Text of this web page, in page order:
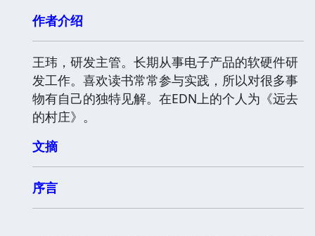
作者介绍
王玮，研发主管。长期从事电子产品的软硬件研
发工作。喜欢读书常常参与实践，所以对很多事
物有自己的独特见解。在EDN上的个人为《远去
的村庄》。
文摘
序言